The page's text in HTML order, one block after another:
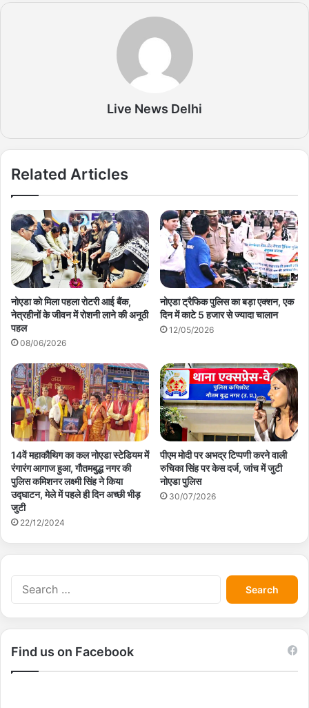
Live News Delhi
Related Articles
नोएडा को मिला पहला रोटरी आई बैंक,
नेत्रहीनों के जीवन में रोशनी लाने की अनूठी
पहल
08/06/2026
नोएडा ट्रैफिक पुलिस का बड़ा एक्शन, एक
दिन में काटे 5 हजार से ज्यादा चालान
12/05/2026
14वें महाकौथिग का कल नोएडा स्टेडियम में
रंगारंग आगाज हुआ, गौतमबुद्ध नगर की
पुलिस कमिशनर लक्ष्मी सिंह ने किया
उद्घाटन, मेले में पहले ही दिन अच्छी भीड़
जुटी
22/12/2024
पीएम मोदी पर अभद्र टिप्पणी करने वाली
रुचिका सिंह पर केस दर्ज, जांच में जुटी
नोएडा पुलिस
30/07/2026
S
e
a
r
Find us on Facebook